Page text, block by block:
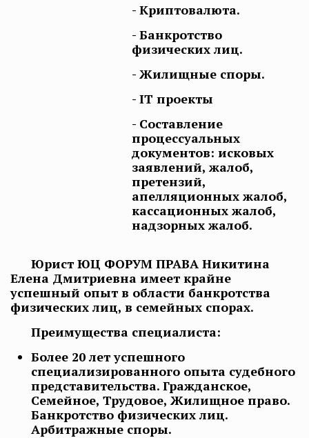
- Криптовалюта.
- Банкротство
физических лиц.
- Жилищные споры.
- IT проекты
- Составление
процессуальных
документов: исковых
заявлений, жалоб,
претензий,
апелляционных жалоб,
кассационных жалоб,
надзорных жалоб.
Юрист ЮЦ ФОРУМ ПРАВА Никитина
Елена Дмитриевна имеет крайне
успешный опыт в области банкротства
физических лиц, в семейных спорах.
Преимущества специалиста:
Более 20 лет успешного
специализированного опыта судебного
представительства. Гражданское,
Семейное, Трудовое, Жилищное право.
Банкротство физических лиц.
Арбитражные споры.